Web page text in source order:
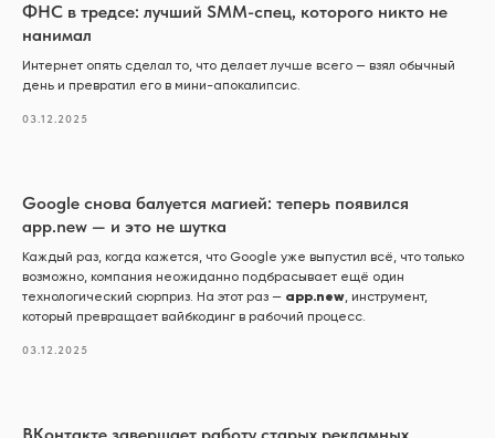
ФНС в тредсе: лучший SMM-спец, которого никто не
нанимал
Интернет опять сделал то, что делает лучше всего — взял обычный
день и превратил его в мини-апокалипсис.
03.12.2025
Google снова балуется магией: теперь появился
app.new — и это не шутка
Каждый раз, когда кажется, что Google уже выпустил всё, что только
возможно, компания неожиданно подбрасывает ещё один
технологический сюрприз. На этот раз — app.new, инструмент,
который превращает вайбкодинг в рабочий процесс.
03.12.2025